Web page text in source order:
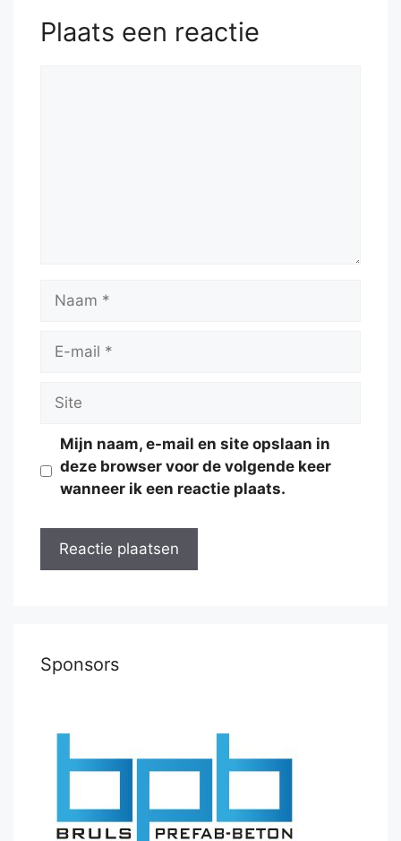
Plaats een reactie
Naam
Site
Mijn naam, e-mail en site opslaan in
deze browser voor de volgende keer
wanneer ik een reactie plaats.
Sponsors